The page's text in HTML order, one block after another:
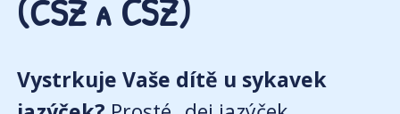
(ČŠŽ a CSZ)
Vystrkuje Vaše dítě u sykavek